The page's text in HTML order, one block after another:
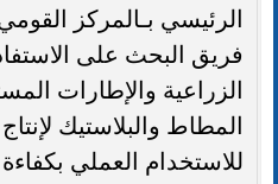
الرئيسي بـالمركز
فريق البحث على
الزراعية والإطارات
المطاط والبلاستيك
للاستخدام العملي بكفاءة